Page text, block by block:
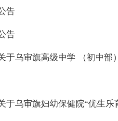
告
告
于乌审旗高级中学 （初中部
于乌审旗妇幼保健院“优生乐